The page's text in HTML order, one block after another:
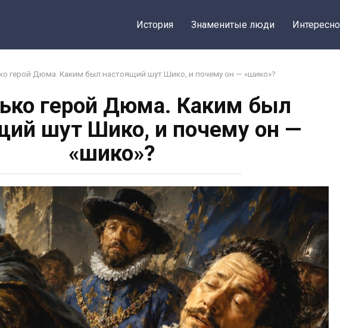
История Знаменитые люди Интересно
герой Дюма. Каким был настоящий шут Шико, и почему он — «шико»?
герой Дюма. Каким был
шут Шико, и почему он —
«шико»?